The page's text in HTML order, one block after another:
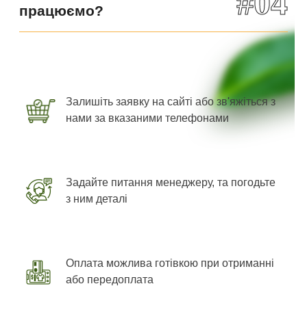
працюємо?
Залишіть заявку на сайті або зв'яжіться з
нами за вказаними телефонами
Задайте питання менеджеру, та погодьте
з ним деталі
Оплата можлива готівкою при отриманні
або передоплата